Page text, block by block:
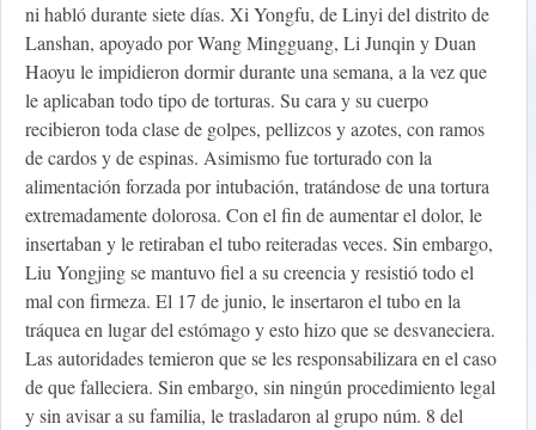
ni habló durante siete días. Xi Yongfu, de Linyi del distrito de
Lanshan, apoyado por Wang Mingguang, Li Junqin y Duan
Haoyu le impidieron dormir durante una semana, a la vez que
le aplicaban todo tipo de torturas. Su cara y su cuerpo
recibieron toda clase de golpes, pellizcos y azotes, con ramos
de cardos y de espinas. Asimismo fue torturado con la
alimentación forzada por intubación, tratándose de una tortura
extremadamente dolorosa. Con el fin de aumentar el dolor, le
insertaban y le retiraban el tubo reiteradas veces. Sin embargo,
Liu Yongjing se mantuvo fiel a su creencia y resistió todo el
mal con firmeza. El 17 de junio, le insertaron el tubo en la
tráquea en lugar del estómago y esto hizo que se desvaneciera.
Las autoridades temieron que se les responsabilizara en el caso
de que falleciera. Sin embargo, sin ningún procedimiento legal
y sin avisar a su familia, le trasladaron al grupo núm. 8 del